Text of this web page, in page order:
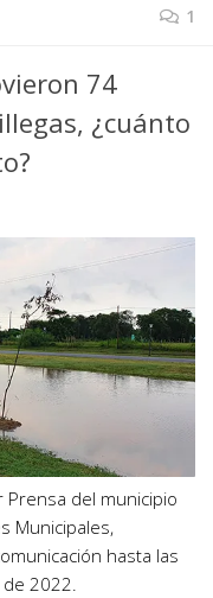
1
74
¿cuánto
del municipio
Municipales,
hasta las
2022.